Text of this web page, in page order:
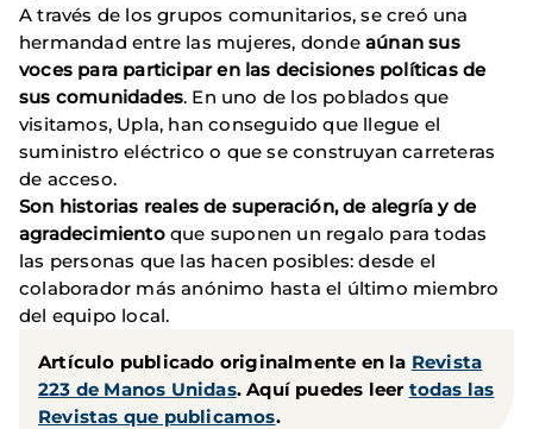
A través de los grupos comunitarios, se creó una
hermandad entre las mujeres, donde aúnan sus
voces para participar en las decisiones políticas de
sus comunidades. En uno de los poblados que
visitamos, Upla, han conseguido que llegue el
suministro eléctrico o que se construyan carreteras
de acceso.
Son historias reales de superación, de alegría y de
agradecimientoque suponen un regalo para todas
las personas que las hacen posibles: desde el
colaborador más anónimo hasta el último miembro
del equipo local.
Artículo publicado originalmente en la Revista
223 de Manos Unidas. Aquí puedes leer todas las
Revistas que publicamos.